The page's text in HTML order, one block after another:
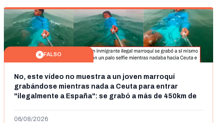
FALSO
No, este vídeo no muestra a un joven marroquí
grabándose mientras nada a Ceuta para entrar
"ilegalmente a España": se grabó a más de 450km de
06/08/2026